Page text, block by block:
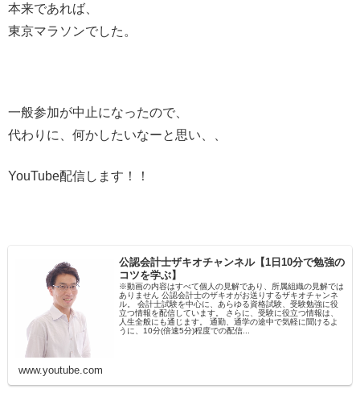
本来であれば、
東京マラソンでした。
一般参加が中止になったので、
代わりに、何かしたいなーと思い、、
YouTube配信します！！
公認会計士ザキオチャンネル【1日10分で勉強の
コツを学ぶ】
※動画の内容はすべて個人の見解であり、所属組織の見解では
ありません 公認会計士のザキオがお送りするザキオチャンネ
ル。 会計士試験を中心に、あらゆる資格試験、受験勉強に役
立つ情報を配信しています。 さらに、受験に役立つ情報は、
人生全般にも通じます。 通勤、通学の途中で気軽に聞けるよ
うに、10分(倍速5分)程度での配信...
www.youtube.com